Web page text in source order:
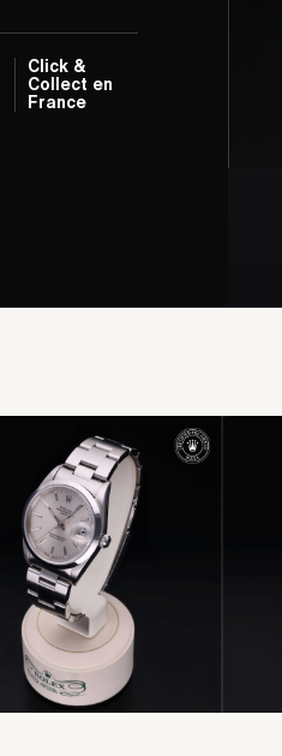
Click &
Collect en
France